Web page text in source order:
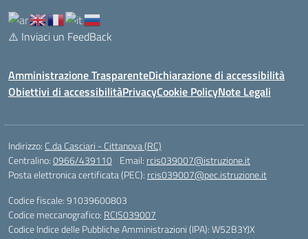
⚠️ Inviaci un FeedBack
Amministrazione TrasparenteDichiarazione di accessibilità
Obiettivi di accessibilitàPrivacyCookie PolicyNote Legali
Indirizzo: C.da Casciari - Cittanova (RC)
Centralino:0966/439110 Email: rcis039007@istruzione.it
Posta elettronica certificata (PEC): rcis039007@pec.istruzione.it
Codice fiscale: 91039600803
Codice meccanografico: RCIS039007
Codice Indice delle Pubbliche Amministrazioni (IPA): W52B3YJX